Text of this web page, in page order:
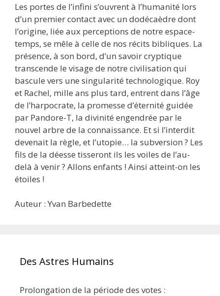
Les portes de l’infini s’ouvrent à l’humanité lors
d’un premier contact avec un dodécaèdre dont
l’origine, liée aux perceptions de notre espace-
temps, se mêle à celle de nos récits bibliques. La
présence, à son bord, d’un savoir cryptique
transcende le visage de notre civilisation qui
bascule vers une singularité technologique. Roy
et Rachel, mille ans plus tard, entrent dans l’âge
de l’harpocrate, la promesse d’éternité guidée
par Pandore-T, la divinité engendrée par le
nouvel arbre de la connaissance. Et si l’interdit
devenait la règle, et l’utopie… la subversion ? Les
fils de la déesse tisseront ils les voiles de l’au-
delà à venir ? Allons enfants ! Ainsi atteint-on les
étoiles !
Auteur : Yvan Barbedette
Des Astres Humains
Prolongation de la période des votes :